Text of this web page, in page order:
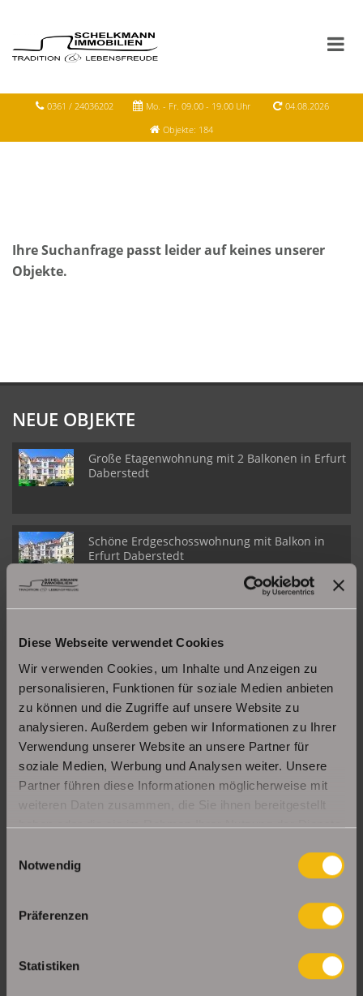
Diese Webseite verwendet Cookies
Wir verwenden Cookies, um Inhalte und Anzeigen zu
personalisieren, Funktionen für soziale Medien anbieten
zu können und die Zugriffe auf unsere Website zu
analysieren. Außerdem geben wir Informationen zu Ihrer
Verwendung unserer Website an unsere Partner für
soziale Medien, Werbung und Analysen weiter. Unsere
Partner führen diese Informationen möglicherweise mit
weiteren Daten zusammen, die Sie ihnen bereitgestellt
haben oder die sie im Rahmen Ihrer Nutzung der Dienste
Notwendig
Präferenzen
Statistiken
0361 / 24036202 Mo. - Fr. 09.00 - 19.00 Uhr
04.08.2026
Objekte: 184
Ihre Suchanfrage passt leider auf keines unserer
Objekte.
NEUE OBJEKTE
Große Etagenwohnung mit 2 Balkonen in Erfurt
Daberstedt
Schöne Erdgeschosswohnung mit Balkon in
Erfurt Daberstedt
Einbauküche & Stellplatz
UNSERE PARTNER & AUSZEICHNUNGEN